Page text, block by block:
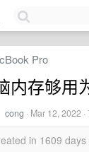
Pro
内存够用
cong · Mar 12, 2022
in 1609